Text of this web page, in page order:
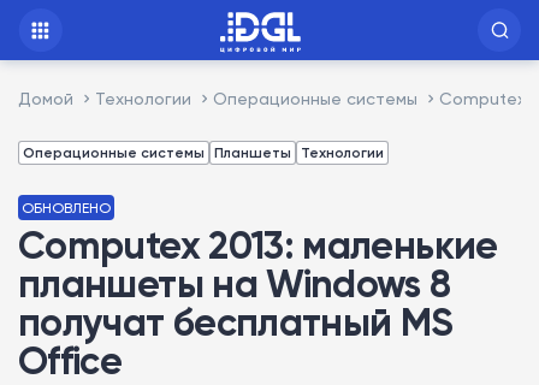
Домой Технологии Операционные системы Computex
Операционные системы Планшеты Технологии
ОБНОВЛЕНО
Computex 2013: маленькие
планшеты на Windows 8
получат бесплатный MS
Office